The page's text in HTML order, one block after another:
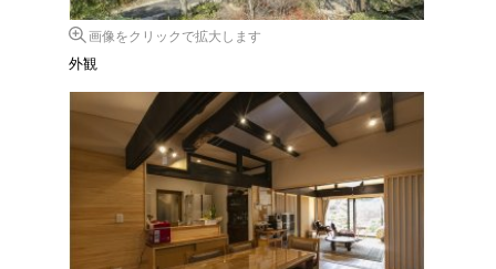
画像をクリックで拡大します
外観